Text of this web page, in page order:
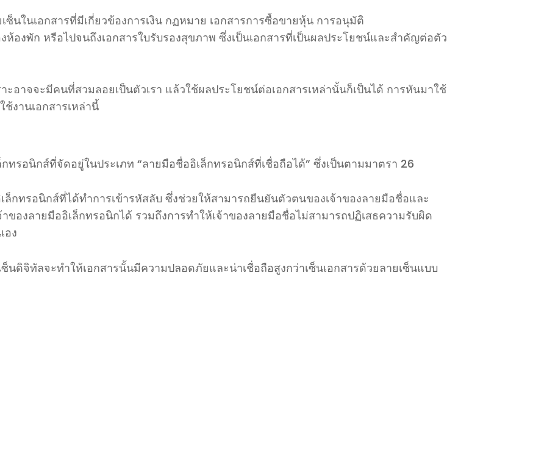
ซ็นในเอกสารที่มีเกี่ยวข้องการเงิน กฏหมาย เอกสารการซื้อขายหุ้น การอนุมัติ
ห้องพัก หรือไปจนถึงเอกสารใบรับรองสุขภาพ ซึ่งเป็นเอกสารที่เป็นผลประโยชน์และสำคัญต่อตัว
ะอาจจะมีคนที่สวมลอยเป็นตัวเรา แล้วใช้ผลประโยชน์ต่อเอกสารเหล่านั้นก็เป็นได้ การหันมาใช้
งานเอกสารเหล่าน
ทรอนิกส์ที่จัดอยู่ในประเภท “ลายมือชื่ออิเล็กทรอนิกส์ที่เชื่อถือได้” ซึ่งเป็นตามมาตรา 26
ล็กทรอนิกส์ที่ได้ทำการเข้ารหัสลับ ซึ่งช่วยให้สามารถยืนยันตัวตนของเจ้าของลายมือชื่อและ
ของลายมืออิเล็กทรอนิกได้ รวมถึงการทำให้เจ้าของลายมือชื่อไม่สามารถปฏิเสธความรับผิด
อง
นดิจิทัลจะทำให้เอกสารนั้นมีความปลอดภัยและน่าเชื่อถือสูงกว่าเซ็นเอกสารด้วยลายเซ็นแบบ